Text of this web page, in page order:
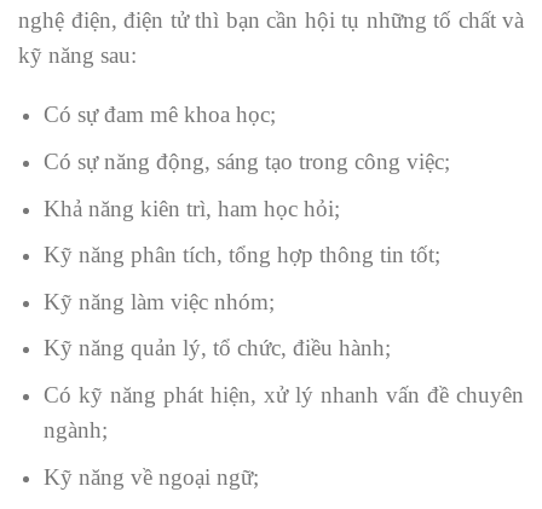
nghệ điện, điện tử thì bạn cần hội tụ những tố chất và
kỹ năng sau:
Có sự đam mê khoa học;
Có sự năng động, sáng tạo trong công việc;
Khả năng kiên trì, ham học hỏi;
Kỹ năng phân tích, tổng hợp thông tin tốt;
Kỹ năng làm việc nhóm;
Kỹ năng quản lý, tổ chức, điều hành;
Có kỹ năng phát hiện, xử lý nhanh vấn đề chuyên
ngành;
Kỹ năng về ngoại ngữ;